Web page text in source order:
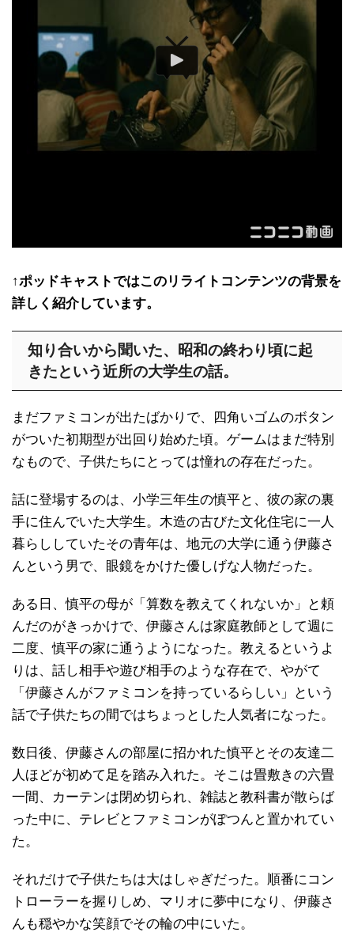
↑ポッドキャストではこのリライトコンテンツの背景を
詳しく紹介しています。
知り合いから聞いた、昭和の終わり頃に起
きたという近所の大学生の話。
まだファミコンが出たばかりで、四角いゴムのボタン
がついた初期型が出回り始めた頃。ゲームはまだ特別
なもので、子供たちにとっては憧れの存在だった。
話に登場するのは、小学三年生の慎平と、彼の家の裏
手に住んでいた大学生。木造の古びた文化住宅に一人
暮らししていたその青年は、地元の大学に通う伊藤さ
んという男で、眼鏡をかけた優しげな人物だった。
ある日、慎平の母が「算数を教えてくれないか」と頼
んだのがきっかけで、伊藤さんは家庭教師として週に
二度、慎平の家に通うようになった。教えるというよ
りは、話し相手や遊び相手のような存在で、やがて
「伊藤さんがファミコンを持っているらしい」という
話で子供たちの間ではちょっとした人気者になった。
数日後、伊藤さんの部屋に招かれた慎平とその友達二
人ほどが初めて足を踏み入れた。そこは畳敷きの六畳
一間、カーテンは閉め切られ、雑誌と教科書が散らば
った中に、テレビとファミコンがぽつんと置かれてい
た。
それだけで子供たちは大はしゃぎだった。順番にコン
トローラーを握りしめ、マリオに夢中になり、伊藤さ
んも穏やかな笑顔でその輪の中にいた。